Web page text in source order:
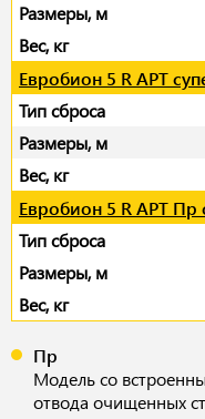
Евробион 5 R АРТ
Евробион 5 R АРТ Пр
Пр
Модель со
отвода очищенных